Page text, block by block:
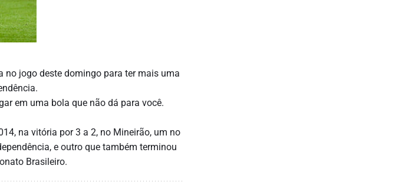
no jogo deste domingo para ter mais uma
em uma bola que não dá para você.
na vitória por 3 a 2, no Mineirão, um no
e outro que também terminou
Brasileiro.